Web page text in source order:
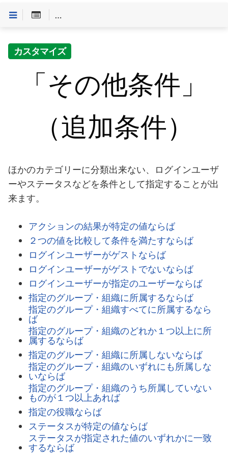
Customineドキュメントへようこそ
カスタマイズ
「その他条件」
（追加条件）
ほかのカテゴリーに分類出来ない、ログインユーザ
ーやステータスなどを条件として指定することが出
来ます。
アクションの結果が特定の値ならば
２つの値を比較して条件を満たすならば
ログインユーザーがゲストならば
ログインユーザーがゲストでないならば
ログインユーザーが指定のユーザーならば
指定のグループ・組織に所属するならば
指定のグループ・組織すべてに所属するなら
ば
指定のグループ・組織のどれか１つ以上に所
属するならば
指定のグループ・組織に所属しないならば
指定のグループ・組織のいずれにも所属しな
いならば
指定のグループ・組織のうち所属していない
ものが１つ以上あれば
指定の役職ならば
ステータスが特定の値ならば
ステータスが指定された値のいずれかに一致
するならば